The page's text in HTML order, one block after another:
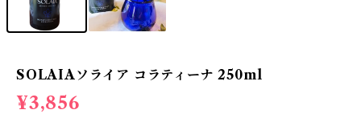
SOLAIAソライア コラティーナ 250ml
¥3,856